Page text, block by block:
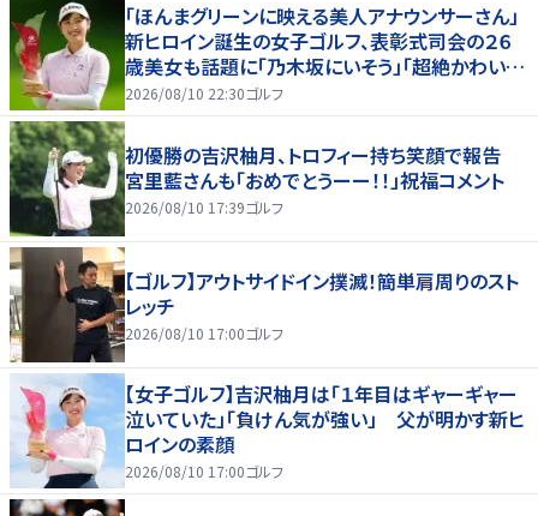
「ほんまグリーンに映える美人アナウンサーさん」
新ヒロイン誕生の女子ゴルフ、表彰式司会の２６
歳美女も話題に「乃木坂にいそう」「超絶かわい
い」「スーツもお似合いです」
2026/08/10 22:30ゴルフ
初優勝の吉沢柚月、トロフィー持ち笑顔で報告
宮里藍さんも「おめでとうーー！！」祝福コメント
2026/08/10 17:39ゴルフ
【ゴルフ】アウトサイドイン撲滅！簡単肩周りのスト
レッチ
2026/08/10 17:00ゴルフ
【女子ゴルフ】吉沢柚月は「１年目はギャーギャー
泣いていた」「負けん気が強い」 父が明かす新ヒ
ロインの素顔
2026/08/10 17:00ゴルフ